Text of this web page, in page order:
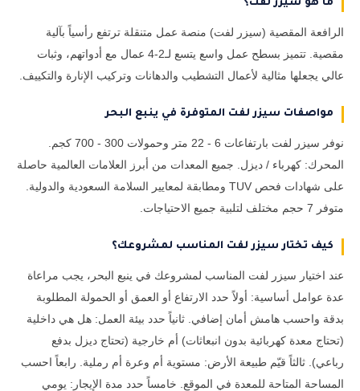
ما هو سيزر لفت؟
الرافعة المقصية (سيزر لفت) منصة عمل متنقلة ترتفع رأسياً بآلية
مقصية. تتميز بسطح عمل واسع يتسع لـ2-4 عمال مع أدواتهم، وثبات
عالي يجعلها مثالية لأعمال التشطيب والدهانات وتركيب الإنارة والتكييف.
مواصفات سيزر لفت المتوفرة في ينبع البحر
نوفر سيزر لفت بارتفاعات 6 - 22 متر وحمولات 300 - 700 كجم.
المحرك: كهرباء / ديزل. جميع المعدات من أبرز العلامات العالمية حاصلة
على شهادات فحص TUV ومطابقة لمعايير السلامة السعودية والدولية.
متوفر 7 حجم مختلف لتلبية جميع الاحتياجات.
كيف تختار سيزر لفت المناسب لمشروعك؟
عند اختيار سيزر لفت المناسب لمشروعك في ينبع البحر، يجب مراعاة
عدة عوامل أساسية: أولاً حدد الارتفاع أو العمق أو الحمولة المطلوبة
بدقة واحسب هامش أمان إضافي. ثانياً حدد بيئة العمل: هل هي داخلية
(تحتاج معدة كهربائية بدون انبعاثات) أم خارجية (تحتاج ديزل بدفع
رباعي). ثالثاً قيّم طبيعة الأرض: مستوية أم وعرة أم رملية. رابعاً احسب
المساحة المتاحة للمعدة في الموقع. خامساً حدد مدة الإيجار: يومي